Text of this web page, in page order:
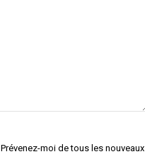
Prévenez-moi de tous les nouveaux